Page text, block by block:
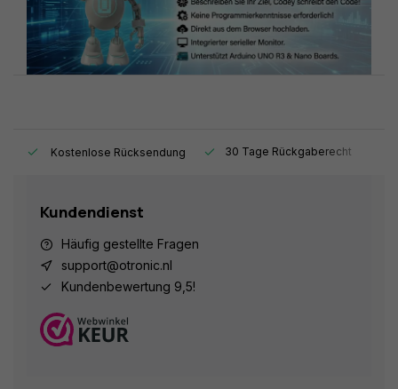
Kostenlose Rücksendung 30 Tage Rückgaberecht
Kundendienst
Häufig gestellte Fragen
support@otronic.nl
Kundenbewertung 9,5!